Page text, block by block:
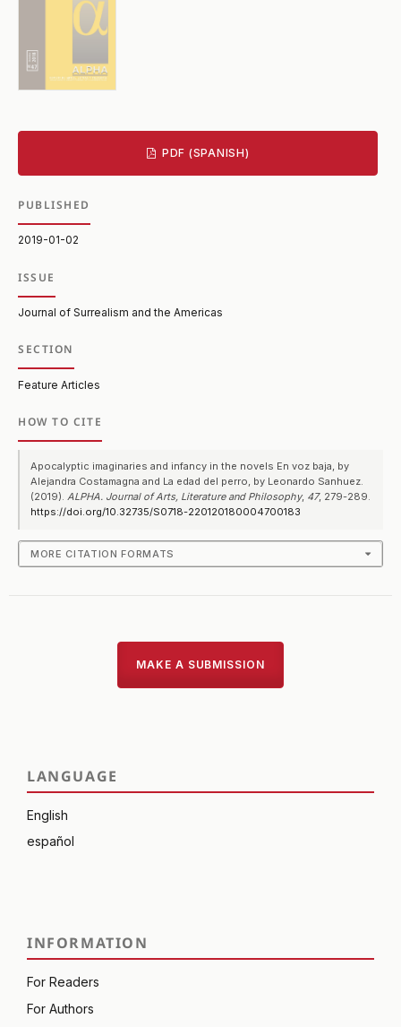
PDF (SPANISH)
PUBLISHED
2019-01-02
ISSUE
Journal of Surrealism and the Americas
SECTION
Feature Articles
HOW TO CITE
Apocalyptic imaginaries and infancy in the novels En voz baja, by
Alejandra Costamagna and La edad del perro, by Leonardo Sanhuez.
(2019).ALPHA. Journal of Arts, Literature and Philosophy, 47, 279-289.
https://doi.org/10.32735/S0718-220120180004700183
MORE CITATION FORMATS
MAKE A SUBMISSION
LANGUAGE
English
español
INFORMATION
For Readers
For Authors